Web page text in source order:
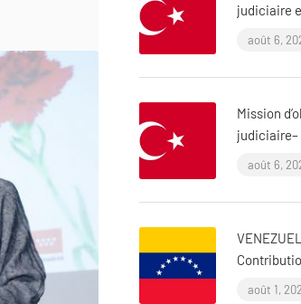
judiciaire
prison –
(Istanbul,
août 6,
Mission
judiciaire–
policiers
(Istanbul,
août 6,
l’OIAD à
août 1,